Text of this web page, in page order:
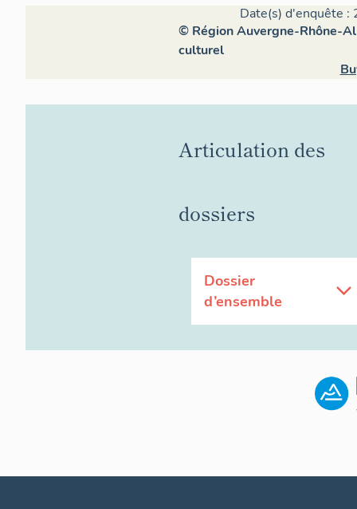
Date(s) d'enquête :
© Région Auvergne-Rhône-
culturel
Articulation des
dossiers
Dossier
d’ensemble